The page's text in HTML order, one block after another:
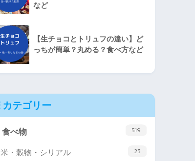
など
【生チョコとトリュフの違い】ど
っちが簡単？丸める？食べ方など
カテゴリー
食べ物 519
米・穀物・シリアル 23